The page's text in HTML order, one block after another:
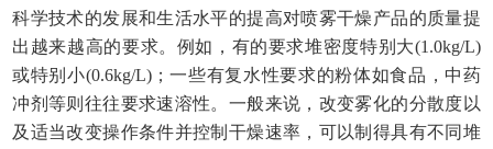
科学技术的发展和生活水平的提高对喷雾干燥产品的质量提
出越来越高的要求。例如，有的要求堆密度特别大(1.0kg/L)
或特别小(0.6kg/L)；一些有复水性要求的粉体如食品，中药
冲剂等则往往要求速溶性。一般来说，改变雾化的分散度以
及适当改变操作条件并控制干燥速率，可以制得具有不同堆